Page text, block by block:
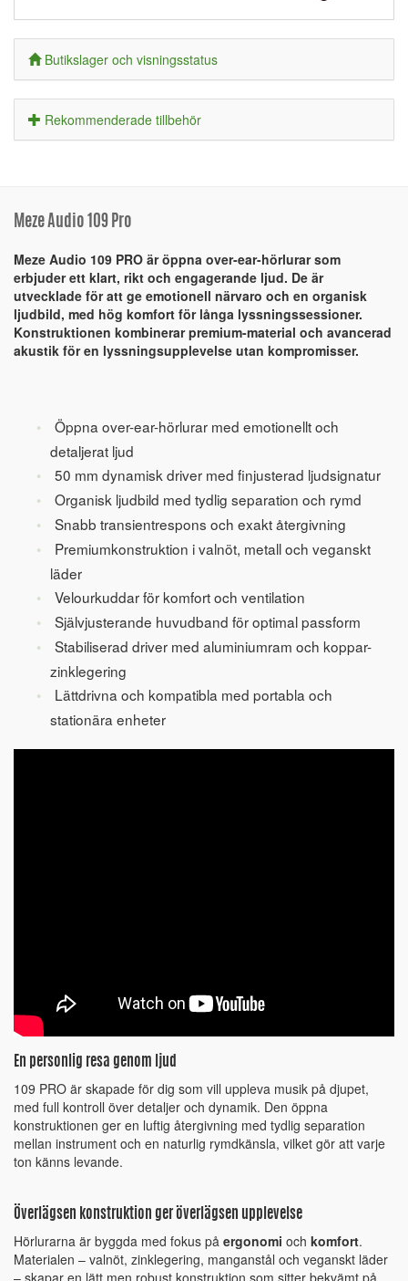
Butikslager och visningsstatus
Rekommenderade tillbehör
Meze Audio 109 Pro
Meze Audio 109 PRO är öppna over-ear-hörlurar som
erbjuder ett klart, rikt och engagerande ljud. De är
utvecklade för att ge emotionell närvaro och en organisk
ljudbild, med hög komfort för långa lyssningssessioner.
Konstruktionen kombinerar premium-material och avancerad
akustik för en lyssningsupplevelse utan kompromisser.
Öppna over-ear-hörlurar med emotionellt och
detaljerat ljud
50 mm dynamisk driver med finjusterad ljudsignatur
Organisk ljudbild med tydlig separation och rymd
Snabb transientrespons och exakt återgivning
Premiumkonstruktion i valnöt, metall och veganskt
läder
Velourkuddar för komfort och ventilation
Självjusterande huvudband för optimal passform
Stabiliserad driver med aluminiumram och koppar-
zinklegering
Lättdrivna och kompatibla med portabla och
stationära enheter
En personlig resa genom ljud
109 PRO är skapade för dig som vill uppleva musik på djupet,
med full kontroll över detaljer och dynamik. Den öppna
konstruktionen ger en luftig återgivning med tydlig separation
mellan instrument och en naturlig rymdkänsla, vilket gör att varje
ton känns levande.
Överlägsen konstruktion ger överlägsen upplevelse
Hörlurarna är byggda med fokus på ergonomi och komfort.
Materialen – valnöt, zinklegering, manganstål och veganskt läder